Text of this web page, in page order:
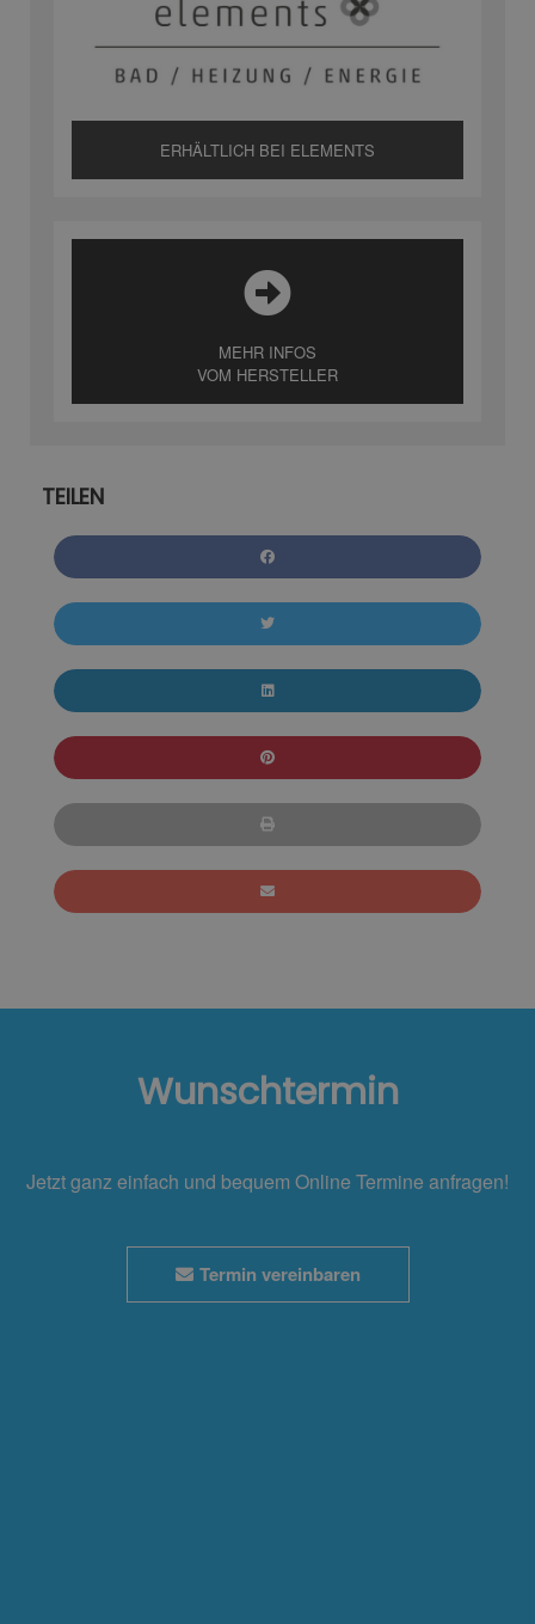
ERHÄLTLICH BEI ELEMENTS
MEHR INFOS
VOM HERSTELLER
TEILEN
Wunschtermin
Jetzt ganz einfach und bequem Online Termine anfragen!
Termin vereinbaren